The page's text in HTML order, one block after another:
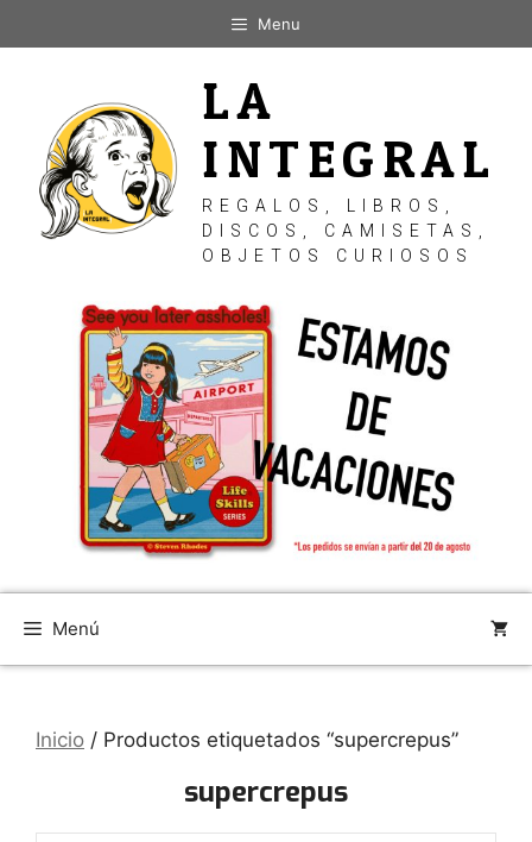
al
Menu
LA
INTEGRAL
REGALOS, LIBROS,
DISCOS, CAMISETAS,
OBJETOS CURIOSOS
Menú
Inicio / Productos etiquetados “supercrepus”
supercrepus